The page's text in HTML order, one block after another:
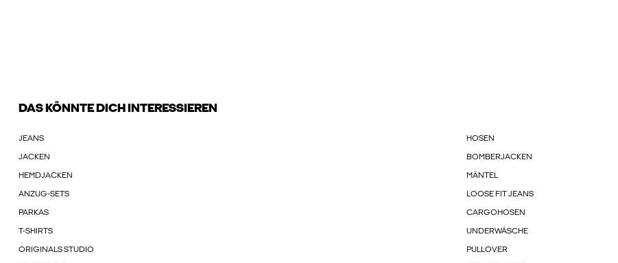
DAS KÖNNTE DICH INTERESSIEREN
JEANS HOSEN
JACKEN BOMBERJACKEN
HEMDJACKEN MÄNTEL
ANZUG-SETS LOOSE FIT JEANS
PARKAS CARGOHOSEN
T-SHIRTS UNDERWÄSCHE
ORIGINALS STUDIO PULLOVER